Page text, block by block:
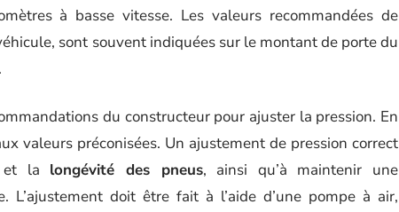
à basse vitesse. Les valeurs recommandées de
sont souvent indiquées sur le montant de porte du
du constructeur pour ajuster la pression. En
valeurs préconisées. Un ajustement de pression correct
et la longévité des pneus, ainsi qu’à maintenir une
L’ajustement doit être fait à l’aide d’une pompe à air,